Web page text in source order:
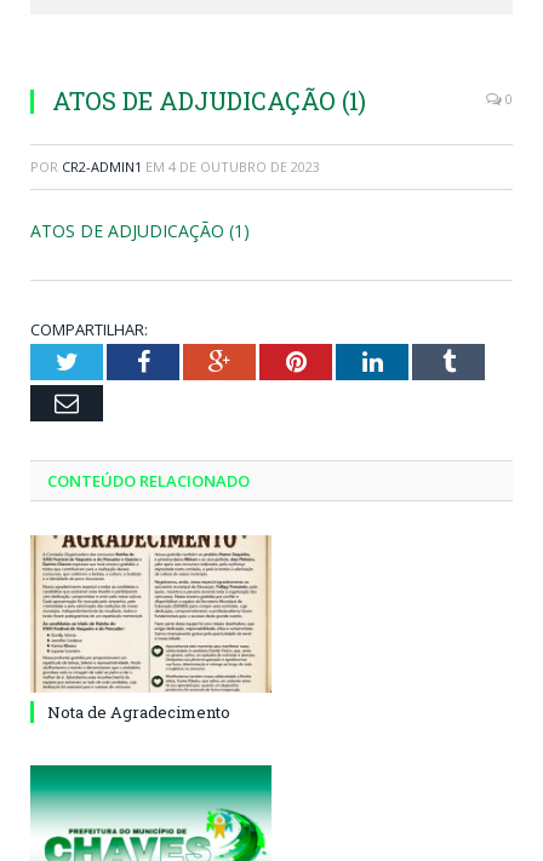
ATOS DE ADJUDICAÇÃO (1) 0
POR CR2-ADMIN1 EM 4 DE OUTUBRO DE 2023
ATOS DE ADJUDICAÇÃO (1)
COMPARTILHAR:
TwitterFacebookGoogle+PinterestLinkedInTumblr
Email
CONTEÚDO RELACIONADO
Nota de Agradecimento